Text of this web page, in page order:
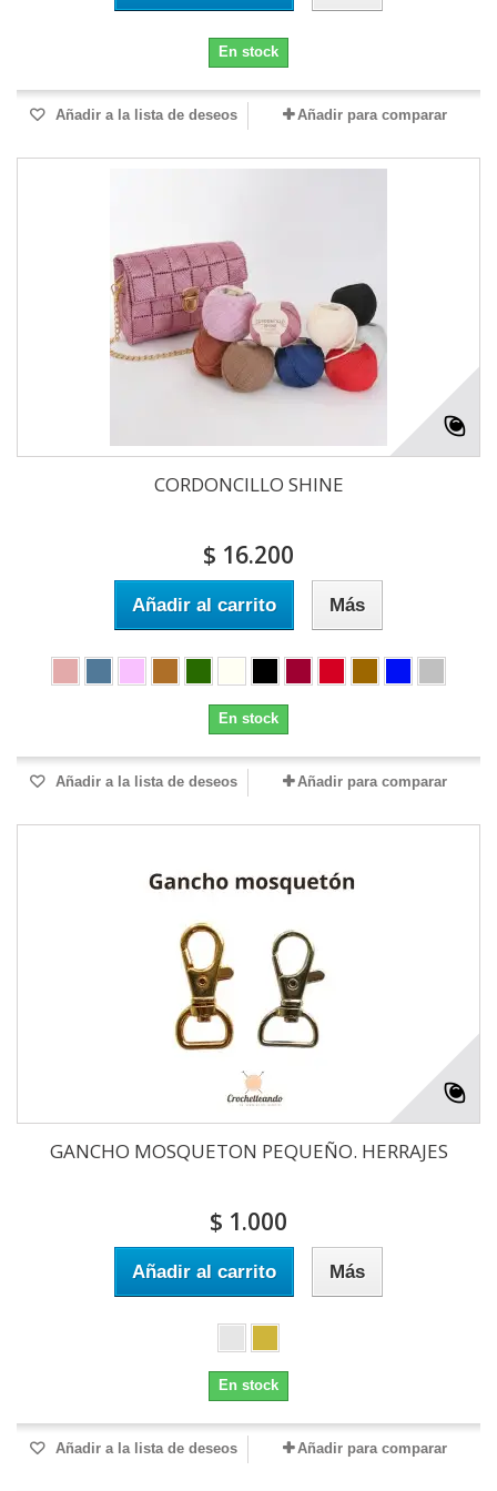
En stock
Añadir a la lista de deseos Añadir para comparar
CORDONCILLO SHINE
$ 16.200
Añadir al carrito Más
En stock
Añadir a la lista de deseos Añadir para comparar
GANCHO MOSQUETON PEQUEÑO. HERRAJES
$ 1.000
Añadir al carrito Más
En stock
Añadir a la lista de deseos Añadir para comparar